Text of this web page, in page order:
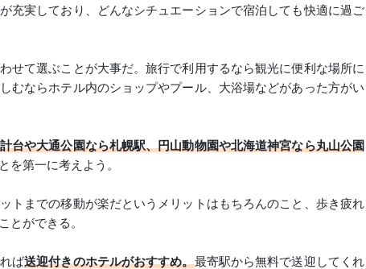
充実しており、どんなシチュエーションで宿泊しても快適に過ご
せて選ぶことが大事だ。旅行で利用するなら観光に便利な場所に
むならホテル内のショップやプール、大浴場などがあった方がい
台や大通公園なら札幌駅、円山動物園や北海道神宮なら丸山公園
を第一に考えよう。
トまでの移動が楽だというメリットはもちろんのこと、歩き疲れ
とができる。
ば送迎付きのホテルがおすすめ。最寄駅から無料で送迎してくれ